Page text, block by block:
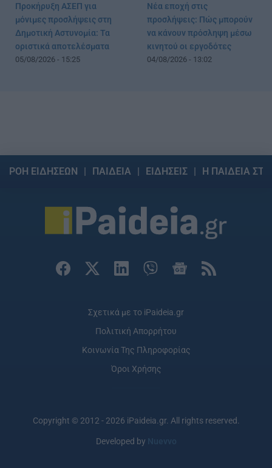
Προκήρυξη ΑΣΕΠ για
μόνιμες προσλήψεις στη
Δημοτική Αστυνομία: Τα
οριστικά αποτελέσματα
05/08/2026 - 15:25
Νέα εποχή στις
προσλήψεις: Πώς μπορούν
να κάνουν πρόσληψη μέσω
κινητού οι εργοδότες
04/08/2026 - 13:02
ΡΟΗ ΕΙΔΗΣΕΩΝ ΠΑΙΔΕΙΑ ΕΙΔΗΣΕΙΣ Η ΠΑΙΔΕΙΑ
Σχετικά με το iPaideia.gr
Πολιτική Απορρήτου
Κοινωνία Της Πληροφορίας
Όροι Χρήσης
Copyright © 2012 - 2026 iPaideia.gr. All rights reserved.
Developed by